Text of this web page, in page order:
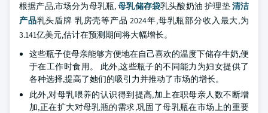
根据产品,市场分为母乳瓶,母乳储存袋乳头酸奶油 护理垫清洁
产品乳头盾牌 乳房壳等产品 2024年,母乳瓶部分收入最大,为
3.141亿美元,估计在预测期间将大幅增长。
这些瓶子使母亲能够方便地在自己喜欢的温度下储存牛奶,便
于在工作时食用。 此外,这些瓶子的不同能力为妇女提供了
各种选择,提高了她们的吸引力并推动了市场的增长。
此外,对母乳喂养的认识得到提高,加上在职母亲人数不断增
加,正在扩大对母乳瓶的需求,巩固了母乳瓶在市场上的重要